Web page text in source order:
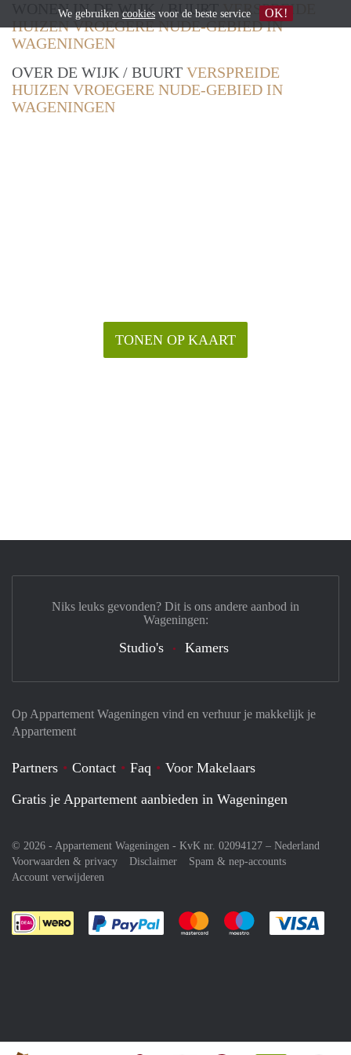
WONEN IN DE WIJK / BUURTVERSPREIDE
HUIZEN VROEGERE NUDE-GEBIED IN
WAGENINGEN
OVER DE WIJK / BUURT VERSPREIDE
HUIZEN VROEGERE NUDE-GEBIED IN
WAGENINGEN
TONEN OP KAART
Op Appartement Wageningen vind en verhuur je makkelijk je
Appartement
Partners Contact Faq
Voor Makelaars
Gratis je Appartement aanbieden in Wageningen
© 2026 - Appartement Wageningen - KvK nr. 02094127 – Nederland
Voorwaarden & privacy
Disclaimer
Spam & nep-accounts
Account verwijderen
Je rekent gemakkelijk af met Paypal
Je rekent gemakkelijk af met
Je rekent
Niks leuks gevonden? Dit is ons andere aanbod in
Wageningen:
Studio's Kamers
We gebruiken cookies voor de beste service OK!